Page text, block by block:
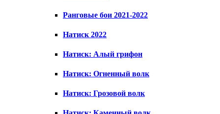
Ранговые бои 2021-2022
Натиск 2022
Натиск: Алый грифон
Натиск: Огненный волк
Натиск: Грозовой волк